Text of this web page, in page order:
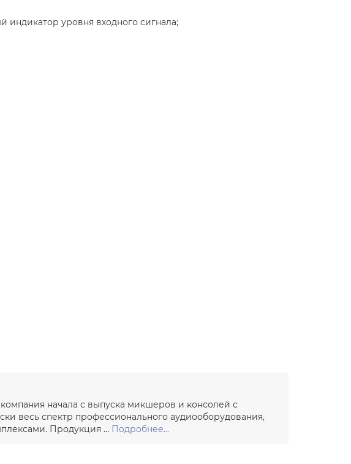
индикатор уровня входного сигнала;
начала с выпуска микшеров и консолей с
весь спектр профессионального аудиооборудования,
Продукция ... Подробнее...